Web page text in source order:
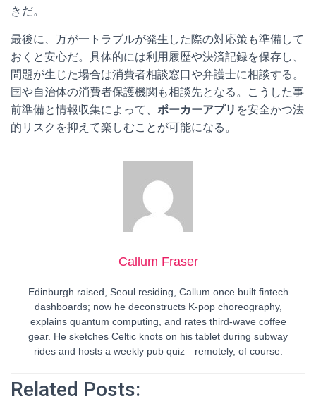
きだ。
最後に、万が一トラブルが発生した際の対応策も準備して
おくと安心だ。具体的には利用履歴や決済記録を保存し、
問題が生じた場合は消費者相談窓口や弁護士に相談する。
国や自治体の消費者保護機関も相談先となる。こうした事
前準備と情報収集によって、 ポーカーアプリ を安全かつ法
的リスクを抑えて楽しむことが可能になる。
Callum Fraser
Edinburgh raised, Seoul residing, Callum once built fintech
dashboards; now he deconstructs K-pop choreography,
explains quantum computing, and rates third-wave coffee
gear. He sketches Celtic knots on his tablet during subway
rides and hosts a weekly pub quiz—remotely, of course.
Related Posts: